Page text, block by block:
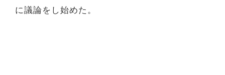
に議論をし始めた。